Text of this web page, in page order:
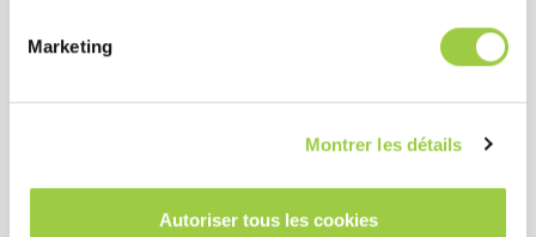
Marketing
Montrer les détails
Autoriser tous les cookies
优异的焊接性能